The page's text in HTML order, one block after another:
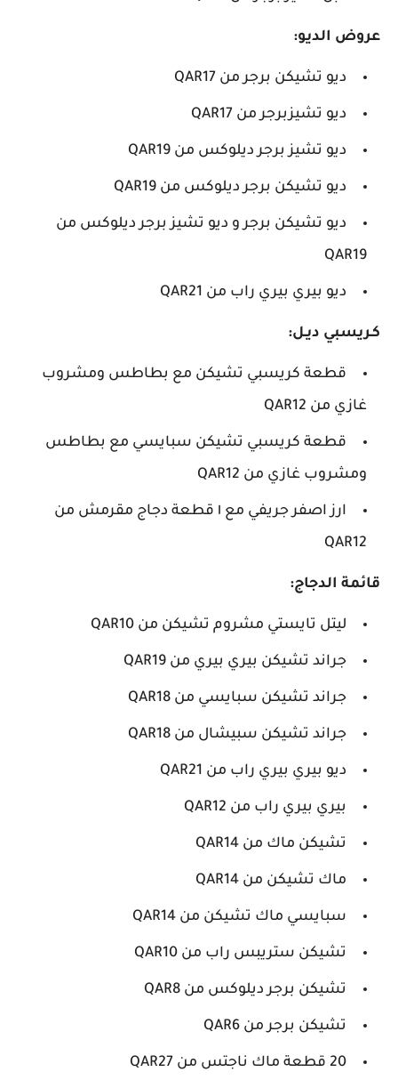
عروض الديو:
ديو تشيكن برجر من QAR17
ديو تشيزبرجر من QAR17
ديو تشيز برجر ديلوكس من QAR19
ديو تشيكن برجر ديلوكس من QAR19
ديو تشيكن برجر و ديو تشيز برجر ديلوكس من
QAR19
ديو بيري بيري راب من QAR21
كـريسبي ديـل:
قطعة كريسبي تشيكن مع بطاطس ومشروب
غازي من QAR12
قطعة كريسبي تشيكن سبايسي مع بطاطس
ومشروب غازي من QAR12
ارز اصفر جريفي مع ١ قطعة دجاج مقرمش من
QAR12
قائمة الدجاج:
ليتل تايستي مشروم تشيكن من QAR10
جراند تشيكن بيري بيري من QAR19
جراند تشيكن سبايسي من QAR18
جراند تشيكن سبيشال من QAR18
ديو بيري بيري راب من QAR21
بيري بيري راب من QAR12
تشيكن ماك من QAR14
ماك تشيكن من QAR14
سبايسي ماك تشيكن من QAR14
تشيكن ستريبس راب من QAR10
تشيكن برجر ديلوكس من QAR8
تشيكن برجر من QAR6
20 قطعة ماك ناجتس من QAR27